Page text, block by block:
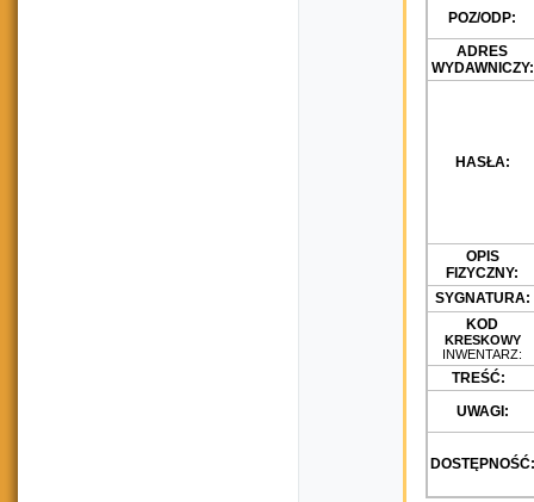
POZ/ODP:
ADRES
WYDAWNICZY:
HASŁA:
OPIS
FIZYCZNY:
SYGNATURA:
KOD
KRESKOWY
INWENTARZ:
TREŚĆ:
UWAGI:
DOSTĘPNOŚĆ: